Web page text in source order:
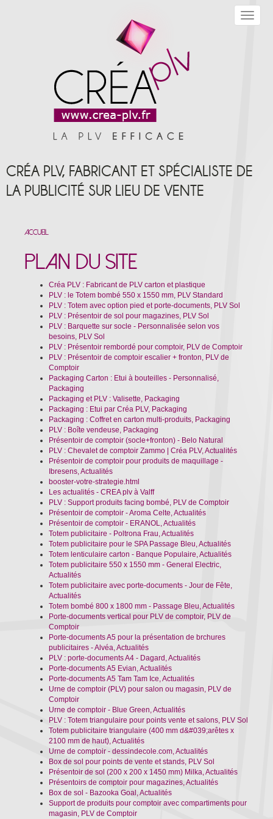
Toggle
CRÉA PLV, FABRICANT ET SPÉCIALISTE DE
LA PUBLICITÉ SUR LIEU DE VENTE
Accueil
Plan du site
Créa PLV : Fabricant de PLV carton et plastique
PLV : le Totem bombé 550 x 1550 mm, PLV Standard
PLV : Totem avec option pied et porte-documents, PLV Sol
PLV : Présentoir de sol pour magazines, PLV Sol
PLV : Barquette sur socle - Personnalisée selon vos
besoins, PLV Sol
PLV : Présentoir rembordé pour comptoir, PLV de Comptoir
PLV : Présentoir de comptoir escalier + fronton, PLV de
Comptoir
Packaging Carton : Etui à bouteilles - Personnalisé,
Packaging
Packaging et PLV : Valisette, Packaging
Packaging : Etui par Créa PLV, Packaging
Packaging : Coffret en carton multi-produits, Packaging
PLV : Boîte vendeuse, Packaging
Présentoir de comptoir (socle+fronton) - Belo Natural
PLV : Chevalet de comptoir Zammo | Créa PLV, Actualités
Présentoir de comptoir pour produits de maquillage -
Ibresens, Actualités
booster-votre-strategie.html
Les actualités - CREA plv à Valff
PLV : Support produits facing bombé, PLV de Comptoir
Présentoir de comptoir - Aroma Celte, Actualités
Présentoir de comptoir - ERANOL, Actualités
Totem publicitaire - Poltrona Frau, Actualités
Totem publicitaire pour le SPA Passage Bleu, Actualités
Totem lenticulaire carton - Banque Populaire, Actualités
Totem publicitaire 550 x 1550 mm - General Electric,
Actualités
Totem publicitaire avec porte-documents - Jour de Fête,
Actualités
Totem bombé 800 x 1800 mm - Passage Bleu, Actualités
Porte-documents vertical pour PLV de comptoir, PLV de
Comptoir
Porte-documents A5 pour la présentation de brchures
publicitaires - Alvéa, Actualités
PLV : porte-documents A4 - Dagard, Actualités
Porte-documents A5 Evian, Actualités
Porte-documents A5 Tam Tam Ice, Actualités
Urne de comptoir (PLV) pour salon ou magasin, PLV de
Comptoir
Urne de comptoir - Blue Green, Actualités
PLV : Totem triangulaire pour points vente et salons, PLV Sol
Totem publicitaire triangulaire (400 mm d&#039;arêtes x
2100 mm de haut), Actualités
Urne de comptoir - dessindecole.com, Actualités
Box de sol pour points de vente et stands, PLV Sol
Présentoir de sol (200 x 200 x 1450 mm) Milka, Actualités
Présentoirs de comptoir pour magazines, Actualités
Box de sol - Bazooka Goal, Actualités
Support de produits pour comptoir avec compartiments pour
magasin, PLV de Comptoir